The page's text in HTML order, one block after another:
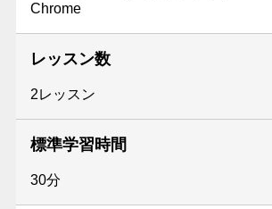
Chrome
レッスン数
2レッスン
標準学習時間
30分